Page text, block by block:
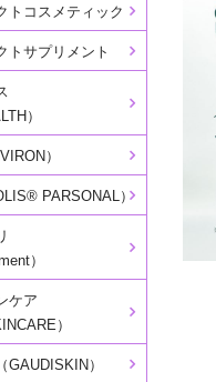
トコスメティック
トサプリメント
）
）
PARSONAL）
）
ケア
）
GAUDISKIN）